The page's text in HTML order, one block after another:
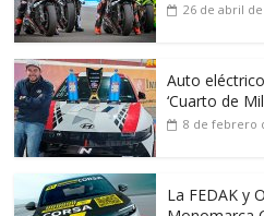
26 de abril de
Auto
‘Cuarto de
8 de febrero
La FEDAK y